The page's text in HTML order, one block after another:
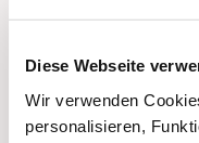
Diese Webseite
Wir verwenden
personalisieren,